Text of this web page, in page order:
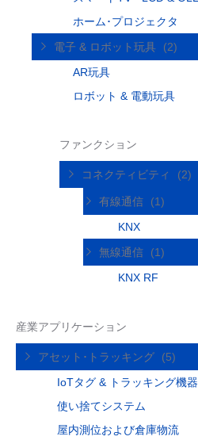
ホーム･プロジェクタ
電子 & ロボット玩具
(2)
AR玩具
ロボット & 電動玩具
ファンクション
コネクティビティ (2)
有線通信
(1)
KNX
無線通信
(1)
KNX RF
産業アプリケーション
アセット･トラッキング
(5)
IoTタグ & トラッキング機器
使い捨てシステム
屋内測位および倉庫物流